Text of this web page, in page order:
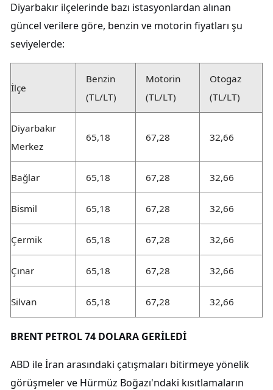
Diyarbakır ilçelerinde bazı istasyonlardan alınan
güncel verilere göre, benzin ve motorin fiyatları şu
seviyelerde:
İlçe
Benzin
(TL/LT)
Motorin
(TL/LT)
Otogaz
(TL/LT)
Diyarbakır
Merkez
65,18 67,28 32,66
Bağlar 65,18 67,28 32,66
Bismil 65,18 67,28 32,66
Çermik 65,18 67,28 32,66
Çınar 65,18 67,28 32,66
Silvan 65,18 67,28 32,66
BRENT PETROL 74 DOLARA GERİLEDİ
ABD ile İran arasındaki çatışmaları bitirmeye yönelik
görüşmeler ve Hürmüz Boğazı'ndaki kısıtlamaların